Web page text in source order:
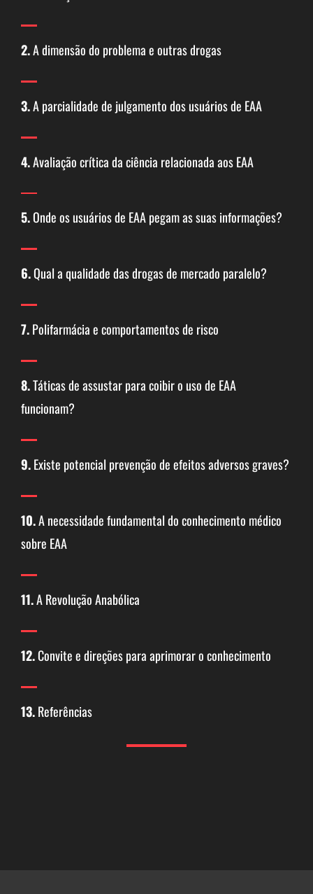
2.A dimensão do problema e outras drogas
3.A parcialidade de julgamento dos usuários de EAA
4.Avaliação crítica da ciência relacionada aos EAA
5.Onde os usuários de EAA pegam as suas informações?
6.Qual a qualidade das drogas de mercado paralelo?
7.Polifarmácia e comportamentos de risco
8.Táticas de assustar para coibir o uso de EAA
funcionam?
9.Existe potencial prevenção de efeitos adversos graves?
10.A necessidade fundamental do conhecimento médico
sobre EAA
11.A Revolução Anabólica
12.Convite e direções para aprimorar o conhecimento
13.Referências